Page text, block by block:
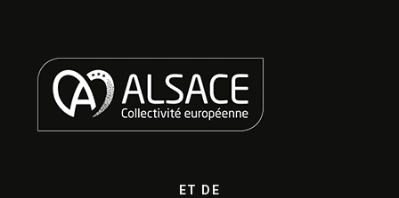
ET DE